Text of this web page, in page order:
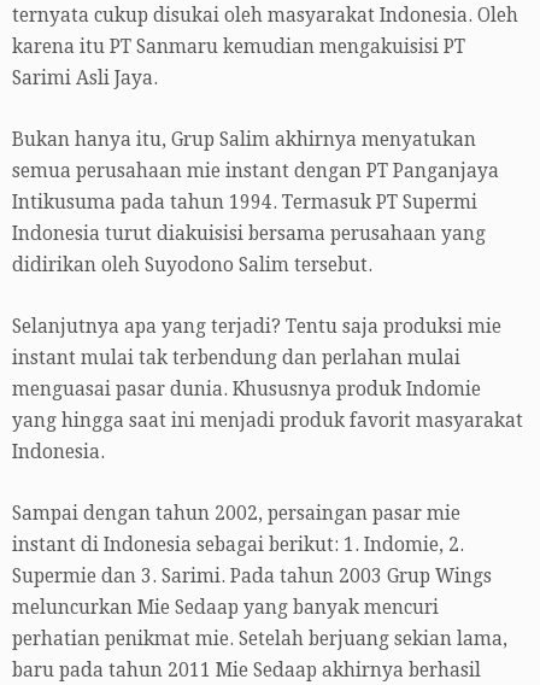
ternyata cukup disukai oleh masyarakat Indonesia. Oleh
karena itu PT Sanmaru kemudian mengakuisisi PT
Sarimi Asli Jaya.
Bukan hanya itu, Grup Salim akhirnya menyatukan
semua perusahaan mie instant dengan PT Panganjaya
Intikusuma pada tahun 1994. Termasuk PT Supermi
Indonesia turut diakuisisi bersama perusahaan yang
didirikan oleh Suyodono Salim tersebut.
Selanjutnya apa yang terjadi? Tentu saja produksi mie
instant mulai tak terbendung dan perlahan mulai
menguasai pasar dunia. Khususnya produk Indomie
yang hingga saat ini menjadi produk favorit masyarakat
Indonesia.
Sampai dengan tahun 2002, persaingan pasar mie
instant di Indonesia sebagai berikut: 1. Indomie, 2.
Supermie dan 3. Sarimi. Pada tahun 2003 Grup Wings
meluncurkan Mie Sedaap yang banyak mencuri
perhatian penikmat mie. Setelah berjuang sekian lama,
baru pada tahun 2011 Mie Sedaap akhirnya berhasil